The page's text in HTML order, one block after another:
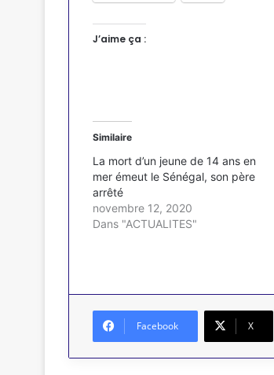
J’aime ça :
Similaire
La mort d’un jeune de 14 ans en
mer émeut le Sénégal, son père
arrêté
novembre 12, 2020
Dans "ACTUALITES"
Facebook X